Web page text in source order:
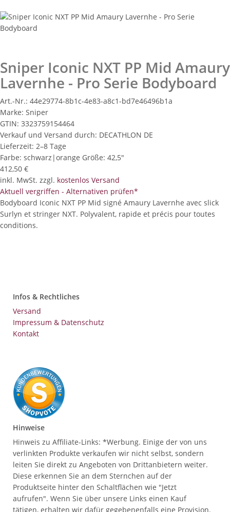
Sniper Iconic NXT PP Mid Amaury
Lavernhe - Pro Serie Bodyboard
Art.-Nr.: 44e29774-8b1c-4e83-a8c1-bd7e46496b1a
Marke: Sniper
GTIN: 3323759154464
Verkauf und Versand durch: DECATHLON DE
Lieferzeit: 2–8 Tage
Farbe: schwarz|orange Größe: 42,5"
412,50 €
inkl. MwSt. zzgl. kostenlos Versand
Aktuell vergriffen - Alternativen prüfen*
Bodyboard Iconic NXT PP Mid signé Amaury Lavernhe avec slick
Surlyn et stringer NXT. Polyvalent, rapide et précis pour toutes
conditions.
Infos & Rechtliches
Versand
Impressum & Datenschutz
Kontakt
Hinweise
Hinweis zu Affiliate-Links: *Werbung. Einige der von uns
verlinkten Produkte verkaufen wir nicht selbst, sondern
leiten Sie direkt zu Angeboten von Drittanbietern weiter.
Diese erkennen Sie an dem Sternchen auf der
Produktseite hinter den Schaltflächen wie "Jetzt
aufrufen". Wenn Sie über unsere Links einen Kauf
tätigen, erhalten wir dafür gegebenenfalls eine Provision.